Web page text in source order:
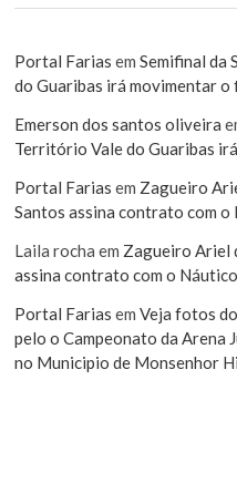
Portal Farias emSemifinal da
do Guaribas irá movimentar o
Emerson dos santos oliveira
Território Vale do Guaribas
Portal Farias em Zagueiro
Santos assina contrato com o
Laila rocha em Zagueiro Ariel
assina contrato com o
Portal Farias emVeja fotos
pelo o Campeonato da Arena
no Municipio de Monsenhor